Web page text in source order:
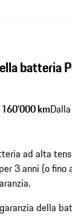
batteria
160'000 km
ad alta
3 anni (o fino
della